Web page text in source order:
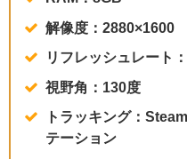
解像度：2880×1600
リフレッシュレート
視野角：130度
トラッキング：
テーション